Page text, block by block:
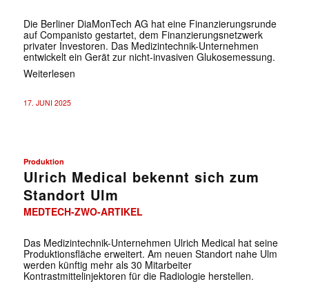
Die Berliner DiaMonTech AG hat eine Finanzierungsrunde
auf Companisto gestartet, dem Finanzierungsnetzwerk
privater Investoren. Das Medizintechnik-Unternehmen
entwickelt ein Gerät zur nicht-invasiven Glukosemessung.
Weiterlesen
17. JUNI 2025
Produktion
Ulrich Medical bekennt sich zum
Standort Ulm
MEDTECH-ZWO-ARTIKEL
Das Medizintechnik-Unternehmen Ulrich Medical hat seine
Produktionsfläche erweitert. Am neuen Standort nahe Ulm
werden künftig mehr als 30 Mitarbeiter
Kontrastmittelinjektoren für die Radiologie herstellen.